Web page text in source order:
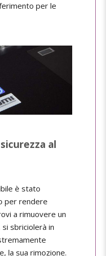
per le
al
è stato
per rendere
a rimuovere un
si sbriciolerà in
la sua rimozione.